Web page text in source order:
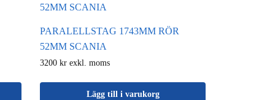
PARALELLSTAG 1743MM RÖR
52MM SCANIA
3200 kr exkl. moms
Lägg till i varukorg